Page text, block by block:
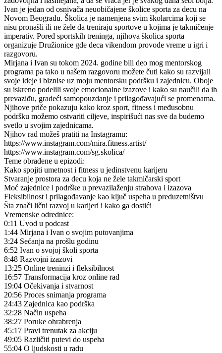
Ivan je jedan od osnivača neuobičajene školice sporta za decu na
Novom Beogradu. Školica je namenjena svim školarcima koji se
nisu pronašli ili ne žele da treniraju sportove u kojima je takmičenje
imperativ. Pored sportskih treninga, njihova školica sporta
organizuje Družionice gde deca vikendom provode vreme u igri i
razgovoru.
Mirjana i Ivan su tokom 2024. godine bili deo mog mentorskog
programa pa tako u našem razgovoru možete čuti kako su razvijali
svoje ideje i biznise uz moju mentorsku podršku i zajednicu. Oboje
su iskreno podelili svoje emocionalne izazove i kako su naučili da ih
prevaziđu, gradeći samopouzdanje i prilagođavajući se promenama.
Njihove priče pokazuju kako kroz sport, fitness i međusobnu
podršku možemo ostvariti ciljeve, inspirišući nas sve da budemo
svetlo u svojim zajednicama.
Njihov rad možeš pratiti na Instagramu:
https://www.instagram.com/mira.fitness.artist/
https://www.instagram.com/sg.skolica/
Teme obrađene u epizodi:
Kako spojiti umetnost i fitness u jedinstvenu karijeru
Stvaranje prostora za decu koja ne žele takmičarski sport
Moć zajednice i podrške u prevazilaženju strahova i izazova
Fleksibilnost i prilagođavanje kao ključ uspeha u preduzetništvu
Šta znači lični razvoj u karijeri i kako ga dostići
Vremenske odrednice:
0:11 Uvod u podcast
1:44 Mirjana i Ivan o svojim putovanjima
3:24 Sećanja na prošlu godinu
6:52 Ivan o svojoj školi sporta
8:48 Razvojni izazovi
13:25 Online treninzi i fleksibilnost
16:57 Transformacija kroz online rad
19:04 Očekivanja i stvarnost
20:56 Proces snimanja programa
24:43 Zajednica kao podrška
32:28 Način uspeha
38:27 Poruke ohrabrenja
45:17 Pravi trenutak za akciju
49:05 Različiti putevi do uspeha
55:04 O ljudskosti u radu